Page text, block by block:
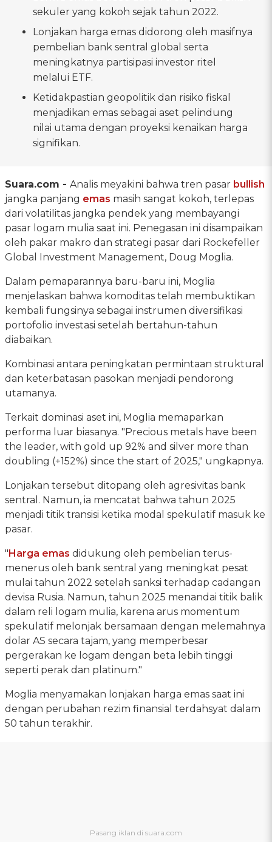
sekuler yang kokoh sejak tahun 2022.
Lonjakan harga emas didorong oleh masifnya
pembelian bank sentral global serta
meningkatnya partisipasi investor ritel
melalui ETF.
Ketidakpastian geopolitik dan risiko fiskal
menjadikan emas sebagai aset pelindung
nilai utama dengan proyeksi kenaikan harga
signifikan.
Suara.com - Analis meyakini bahwa tren pasar bullish
jangka panjang emas masih sangat kokoh, terlepas
dari volatilitas jangka pendek yang membayangi
pasar logam mulia saat ini. Penegasan ini disampaikan
oleh pakar makro dan strategi pasar dari Rockefeller
Global Investment Management, Doug Moglia.
Dalam pemaparannya baru-baru ini, Moglia
menjelaskan bahwa komoditas telah membuktikan
kembali fungsinya sebagai instrumen diversifikasi
portofolio investasi setelah bertahun-tahun
diabaikan.
Kombinasi antara peningkatan permintaan struktural
dan keterbatasan pasokan menjadi pendorong
utamanya.
Terkait dominasi aset ini, Moglia memaparkan
performa luar biasanya. "Precious metals have been
the leader, with gold up 92% and silver more than
doubling (+152%) since the start of 2025," ungkapnya.
Lonjakan tersebut ditopang oleh agresivitas bank
sentral. Namun, ia mencatat bahwa tahun 2025
menjadi titik transisi ketika modal spekulatif masuk ke
pasar.
" Harga emas didukung oleh pembelian terus-
menerus oleh bank sentral yang meningkat pesat
mulai tahun 2022 setelah sanksi terhadap cadangan
devisa Rusia. Namun, tahun 2025 menandai titik balik
dalam reli logam mulia, karena arus momentum
spekulatif melonjak bersamaan dengan melemahnya
dolar AS secara tajam, yang memperbesar
pergerakan ke logam dengan beta lebih tinggi
seperti perak dan platinum."
Moglia menyamakan lonjakan harga emas saat ini
dengan perubahan rezim finansial terdahsyat dalam
50 tahun terakhir.